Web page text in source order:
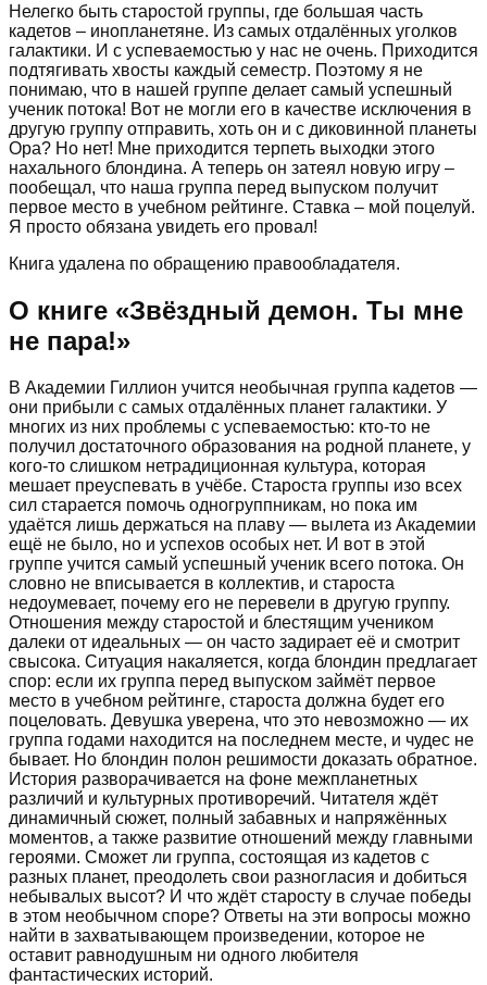
Нелегко быть старостой группы, где большая часть
кадетов – инопланетяне. Из самых отдалённых уголков
галактики. И с успеваемостью у нас не очень. Приходится
подтягивать хвосты каждый семестр. Поэтому я не
понимаю, что в нашей группе делает самый успешный
ученик потока! Вот не могли его в качестве исключения в
другую группу отправить, хоть он и с диковинной планеты
Ора? Но нет! Мне приходится терпеть выходки этого
нахального блондина. А теперь он затеял новую игру –
пообещал, что наша группа перед выпуском получит
первое место в учебном рейтинге. Ставка – мой поцелуй.
Я просто обязана увидеть его провал!
Книга удалена по обращению правообладателя.
О книге «Звёздный демон. Ты мне
не пара!»
В Академии Гиллион учится необычная группа кадетов —
они прибыли с самых отдалённых планет галактики. У
многих из них проблемы с успеваемостью: кто-то не
получил достаточного образования на родной планете, у
кого-то слишком нетрадиционная культура, которая
мешает преуспевать в учёбе. Староста группы изо всех
сил старается помочь одногруппникам, но пока им
удаётся лишь держаться на плаву — вылета из Академии
ещё не было, но и успехов особых нет. И вот в этой
группе учится самый успешный ученик всего потока. Он
словно не вписывается в коллектив, и староста
недоумевает, почему его не перевели в другую группу.
Отношения между старостой и блестящим учеником
далеки от идеальных — он часто задирает её и смотрит
свысока. Ситуация накаляется, когда блондин предлагает
спор: если их группа перед выпуском займёт первое
место в учебном рейтинге, староста должна будет его
поцеловать. Девушка уверена, что это невозможно — их
группа годами находится на последнем месте, и чудес не
бывает. Но блондин полон решимости доказать обратное.
История разворачивается на фоне межпланетных
различий и культурных противоречий. Читателя ждёт
динамичный сюжет, полный забавных и напряжённых
моментов, а также развитие отношений между главными
героями. Сможет ли группа, состоящая из кадетов с
разных планет, преодолеть свои разногласия и добиться
небывалых высот? И что ждёт старосту в случае победы
в этом необычном споре? Ответы на эти вопросы можно
найти в захватывающем произведении, которое не
оставит равнодушным ни одного любителя
фантастических историй.